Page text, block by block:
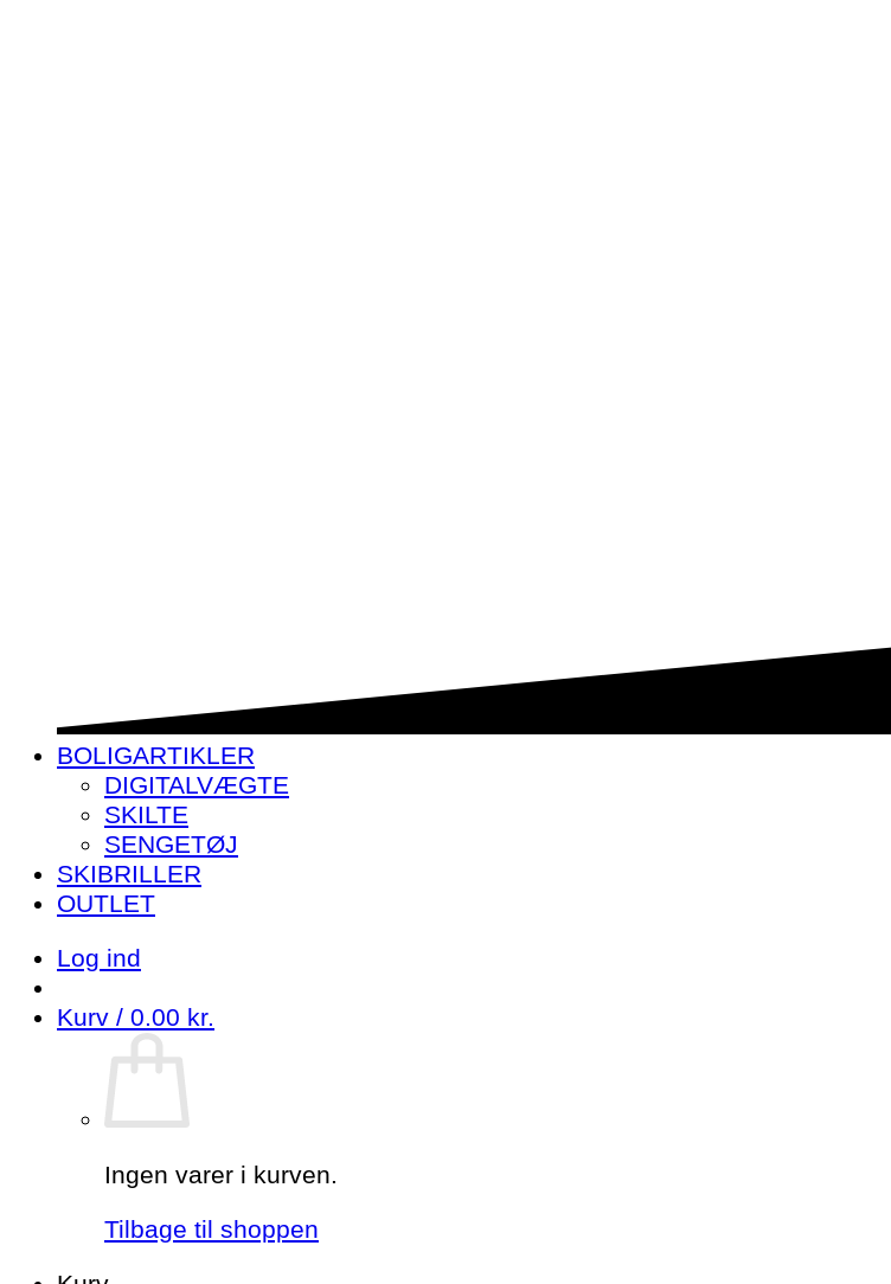
BOLIGARTIKLER
DIGITALVÆGTE
SKILTE
SENGETØJ
SKIBRILLER
OUTLET
Log ind
Kurv / 0.00 kr.
Ingen varer i kurven.
Tilbage til shoppen